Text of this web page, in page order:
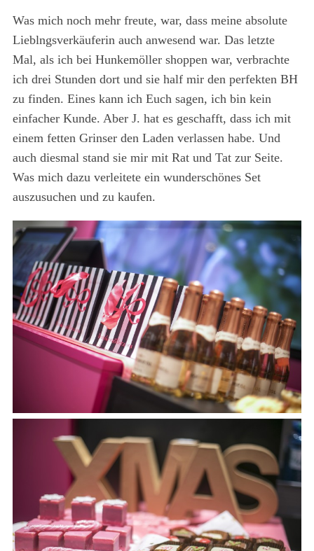
Was mich noch mehr freute, war, dass meine absolute
Lieblngsverkäuferin auch anwesend war. Das letzte
Mal, als ich bei Hunkemöller shoppen war, verbrachte
ich drei Stunden dort und sie half mir den perfekten BH
zu finden. Eines kann ich Euch sagen, ich bin kein
einfacher Kunde. Aber J. hat es geschafft, dass ich mit
einem fetten Grinser den Laden verlassen habe. Und
auch diesmal stand sie mir mit Rat und Tat zur Seite.
Was mich dazu verleitete ein wunderschönes Set
auszusuchen und zu kaufen.